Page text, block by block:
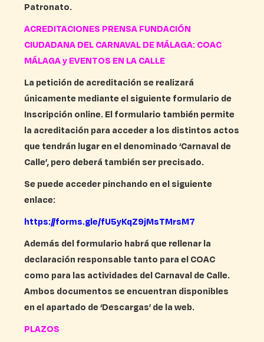
Patronato.
ACREDITACIONES PRENSA FUNDACIÓN
CIUDADANA DEL CARNAVAL DE MÁLAGA: COAC
MÁLAGA y EVENTOS EN LA CALLE
La petición de acreditación se realizará
únicamente mediante el siguiente formulario de
Inscripción online. El formulario también permite
la acreditación para acceder a los distintos actos
que tendrán lugar en el denominado ‘Carnaval de
Calle’, pero deberá también ser precisado.
Se puede acceder pinchando en el siguiente
enlace:
https://forms.gle/fU5yKqZ9jMsTMrsM7
Además del formulario habrá que rellenar la
declaración responsable tanto para el COAC
como para las actividades del Carnaval de Calle.
Ambos documentos se encuentran disponibles
en el apartado de ‘Descargas’ de la web.
PLAZOS